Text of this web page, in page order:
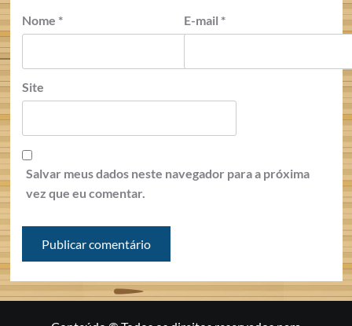
Nome * E-mail *
Site
Salvar meus dados neste navegador para a próxima
vez que eu comentar.